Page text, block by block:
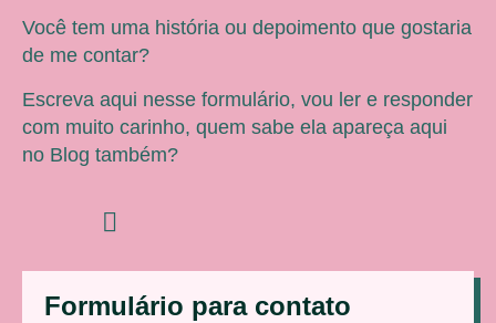
Formulário para contato
Você tem uma história ou depoimento que gostaria
de me contar?
Escreva aqui nesse formulário, vou ler e responder
com muito carinho, quem sabe ela apareça aqui
no Blog também?